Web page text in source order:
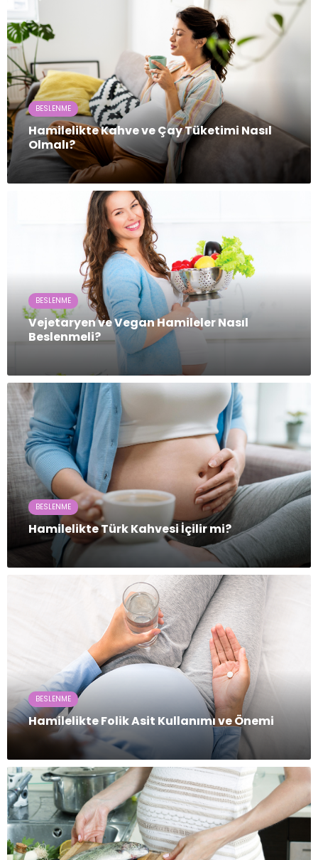
BESLENME
Hamilelikte Kahve ve Çay Tüketimi Nasıl
Olmalı?
BESLENME
Vejetaryen ve Vegan Hamileler Nasıl
Beslenmeli?
BESLENME
Hamilelikte Türk Kahvesi İçilir mi?
BESLENME
Hamilelikte Folik Asit Kullanımı ve Önemi